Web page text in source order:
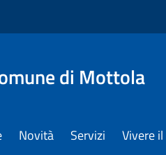
di Mottola
Novità Servizi Vivere